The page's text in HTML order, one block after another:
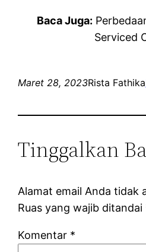
Baca Juga:
Serviced
Maret 28, 2023Rista Fathika
Tinggalkan
Alamat email Anda tidak
Ruas yang wajib ditandai
Komentar *